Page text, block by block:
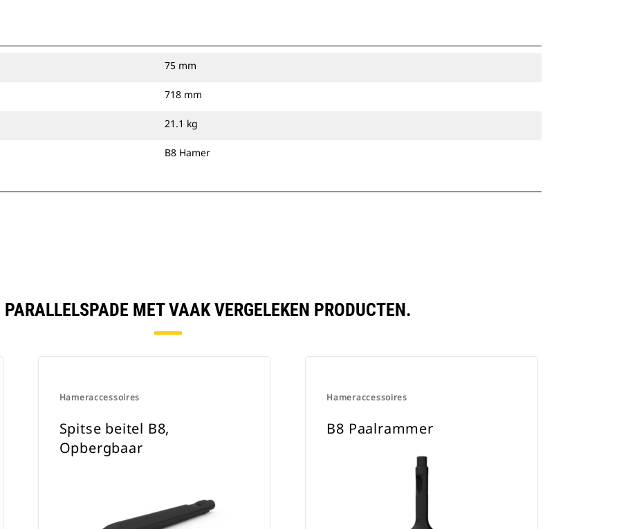
75 mm
718 mm
21.1 kg
B8 Hamer
MET VAAK VERGELEKEN PRODUCTEN.
Hameraccessoires
Spitse beitel B8,
Opbergbaar
Hameraccessoires
B8 Paalrammer